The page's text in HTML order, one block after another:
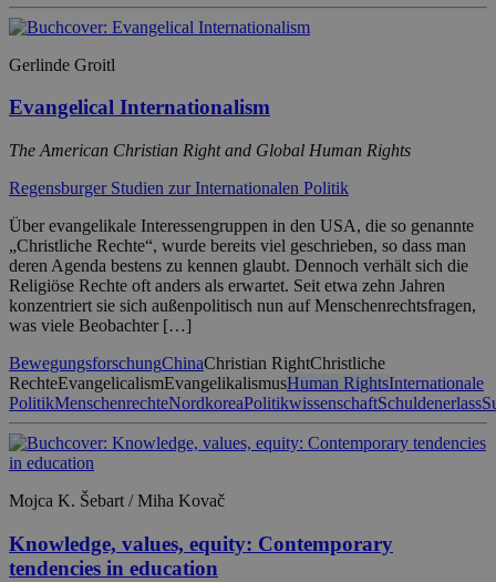
Gerlinde Groitl
Evangelical Internationalism
The American Christian Right and Global Human Rights
Regensburger Studien zur Internationalen Politik
Über evangelikale Interessengruppen in den USA, die so genannte
„Christliche Rechte“, wurde bereits viel geschrieben, so dass man
deren Agenda bestens zu kennen glaubt. Dennoch verhält sich die
Religiöse Rechte oft anders als erwartet. Seit etwa zehn Jahren
konzentriert sie sich außenpolitisch nun auf Menschenrechtsfragen,
was viele Beobachter […]
BewegungsforschungChinaChristian RightChristliche
RechteEvangelicalismEvangelikalismusHuman RightsInternationale
PolitikMenschenrechteNordkoreaPolitikwissenschaftSchuldenerlass
Mojca K. Šebart / Miha Kovač
Knowledge, values, equity: Contemporary
tendencies in education